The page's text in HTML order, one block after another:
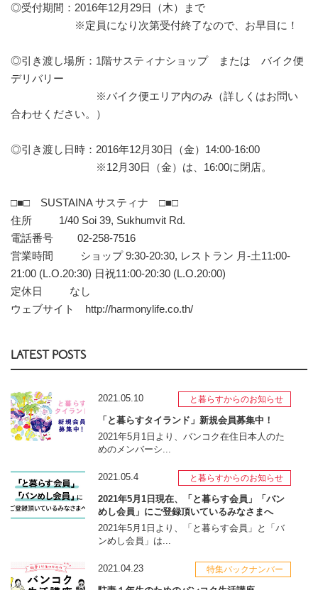
◎受付期間：2016年12月29日（木）まで
※定員になり次第受付終了なので、お早目に！
◎引き渡し場所：1階サスティナショップ または バイク便
デリバリー
※バイク便エリア内のみ（詳しくはお問い
合わせください。）
◎引き渡し日時：2016年12月30日（金）14:00-16:00
※12月30日（金）は、16:00に閉店。
□■□ SUSTAINA サスティナ □■□
住所 1/40 Soi 39, Sukhumvit Rd.
電話番号 02-258-7516
営業時間 ショップ 9:30-20:30, レストラン 月-土11:00-
21:00 (L.O.20:30) 日祝11:00-20:30 (L.O.20:00)
定休日 なし
ウェブサイト http://harmonylife.co.th/
LATEST POSTS
2021.05.10 と暮らすからのお知らせ
「と暮らすタイランド」新規会員募集中！
2021年5月1日より、バンコク在住日本人のた
めのメンバーシ...
2021.05.4 と暮らすからのお知らせ
2021年5月1日現在、「と暮らす会員」「バン
めし会員」にご登録頂いているみなさまへ
2021年5月1日より、「と暮らす会員」と「バ
ンめし会員」は...
2021.04.23 特集バックナンバー